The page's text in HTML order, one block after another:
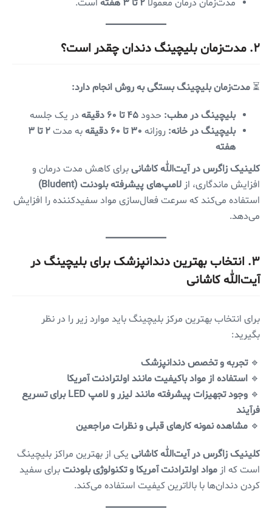
مدت‌زمان درمان معمولاً۲ تا ۳ هفته است.
۲. مدت‌زمان بلیچینگ دندان چقدر است؟
⏳ مدت‌زمان بلیچینگ بستگی به روش انجام دارد:
بلیچینگ در مطب: حدود۴۵ تا ۶۰ دقیقه
در یک جلسه
بلیچینگ در خانه: روزانه ۳۰ تا ۶۰ دقیقه به مدت
۲ تا ۳
هفته
کلینیک زاگرس در آیت‌الله کاشانیبرای کاهش مدت درمان و
افزایش ماندگاری، از لامپ‌های پیشرفته بلودنت (Bludent)
استفاده می‌کند که سرعت فعال‌سازی مواد سفیدکننده را افزایش
می‌دهد.
۳. انتخاب بهترین دندانپزشک برای بلیچینگ در
آیت‌الله کاشانی
برای انتخاب بهترین مرکز بلیچینگ باید موارد زیر را در نظر
بگیرید:
🔹تجربه و تخصص دندانپزشک
🔹 استفاده از مواد باکیفیت مانند اولترادنت آمریکا
🔹
وجود تجهیزات پیشرفته مانند لیزر و لامپ LED برای تسریع
فرآیند
🔹 مشاهده نمونه کارهای قبلی و نظرات مراجعین
کلینیک زاگرس در آیت‌الله کاشانی یکی از بهترین مراکز بلیچینگ
است که از مواد اولترادنت آمریکا و تکنولوژی بلودنتبرای سفید
کردن دندان‌ها با بالاترین کیفیت استفاده می‌کند.